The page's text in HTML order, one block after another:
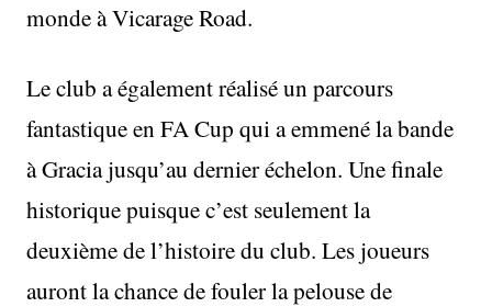
monde à Vicarage Road.
Le club a également réalisé un parcours
fantastique en FA Cup qui a emmené la bande
à Gracia jusqu’au dernier échelon. Une finale
historique puisque c’est seulement la
deuxième de l’histoire du club. Les joueurs
auront la chance de fouler la pelouse de